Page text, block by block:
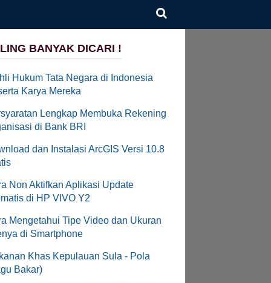
BANYAK DICARI !
Hukum Tata Negara di Indonesia
Karya Mereka
Lengkap Membuka Rekening
di Bank BRI
dan Instalasi ArcGIS Versi 10.8
Non Aktifkan Aplikasi Update
di HP VIVO Y2
Mengetahui Tipe Video dan Ukuran
di Smartphone
Khas Kepulauan Sula - Pola
Bakar)